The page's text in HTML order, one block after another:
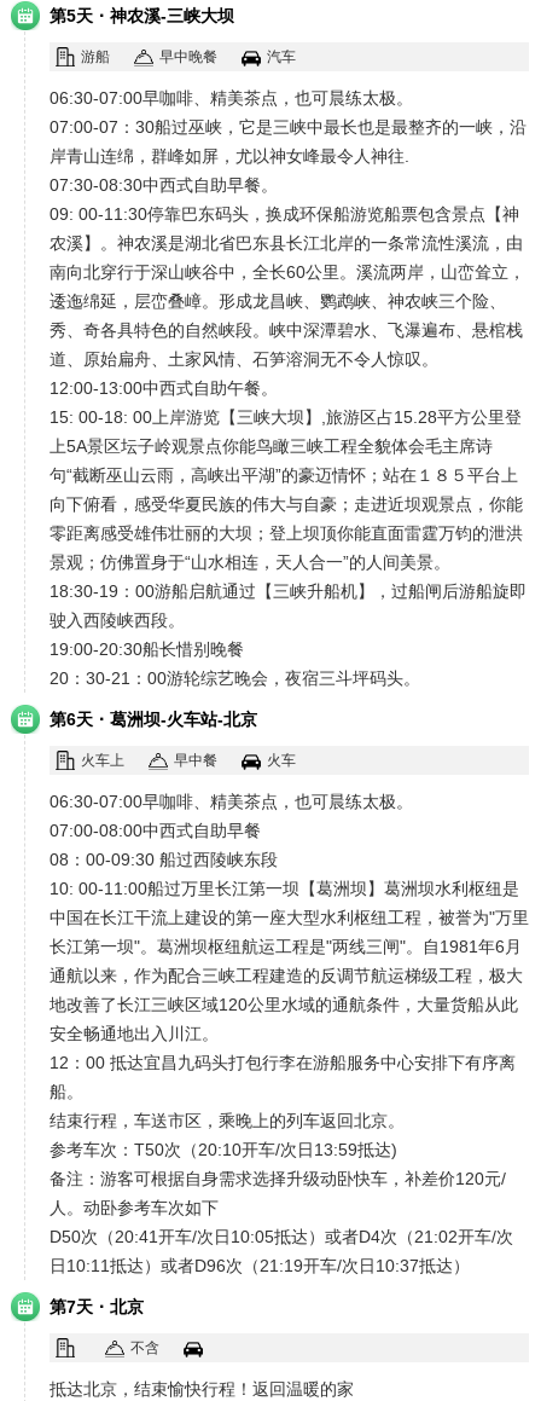
第5天 · 神农溪-三峡大坝
游船 早中晚餐 汽车
06:30-07:00早咖啡、精美茶点，也可晨练太极。
07:00-07：30船过巫峡，它是三峡中最长也是最整齐的一峡，沿
岸青山连绵，群峰如屏，尤以神女峰最令人神往.
07:30-08:30中西式自助早餐。
09: 00-11:30停靠巴东码头，换成环保船游览船票包含景点【神
农溪】。神农溪是湖北省巴东县长江北岸的一条常流性溪流，由
南向北穿行于深山峡谷中，全长60公里。溪流两岸，山峦耸立，
逶迤绵延，层峦叠嶂。形成龙昌峡、鹦鹉峡、神农峡三个险、
秀、奇各具特色的自然峡段。峡中深潭碧水、飞瀑遍布、悬棺栈
道、原始扁舟、土家风情、石笋溶洞无不令人惊叹。
12:00-13:00中西式自助午餐。
15: 00-18: 00上岸游览【三峡大坝】,旅游区占15.28平方公里登
上5A景区坛子岭观景点你能鸟瞰三峡工程全貌体会毛主席诗
句“截断巫山云雨，高峡出平湖”的豪迈情怀；站在１８５平台上
向下俯看，感受华夏民族的伟大与自豪；走进近坝观景点，你能
零距离感受雄伟壮丽的大坝；登上坝顶你能直面雷霆万钧的泄洪
景观；仿佛置身于“山水相连，天人合一”的人间美景。
18:30-19：00游船启航通过【三峡升船机】，过船闸后游船旋即
驶入西陵峡西段。
19:00-20:30船长惜别晚餐
20：30-21：00游轮综艺晚会，夜宿三斗坪码头。
第6天 · 葛洲坝-火车站-北京
火车上 早中餐 火车
06:30-07:00早咖啡、精美茶点，也可晨练太极。
07:00-08:00中西式自助早餐
08：00-09:30 船过西陵峡东段
10: 00-11:00船过万里长江第一坝【葛洲坝】葛洲坝水利枢纽是
中国在长江干流上建设的第一座大型水利枢纽工程，被誉为"万里
长江第一坝"。葛洲坝枢纽航运工程是"两线三闸"。自1981年6月
通航以来，作为配合三峡工程建造的反调节航运梯级工程，极大
地改善了长江三峡区域120公里水域的通航条件，大量货船从此
安全畅通地出入川江。
12：00 抵达宜昌九码头打包行李在游船服务中心安排下有序离
船。
结束行程，车送市区，乘晚上的列车返回北京。
参考车次：T50次（20:10开车/次日13:59抵达)
备注：游客可根据自身需求选择升级动卧快车，补差价120元/
人。动卧参考车次如下
D50次（20:41开车/次日10:05抵达）或者D4次（21:02开车/次
日10:11抵达）或者D96次（21:19开车/次日10:37抵达）
第7天 · 北京
不含
抵达北京，结束愉快行程！返回温暖的家